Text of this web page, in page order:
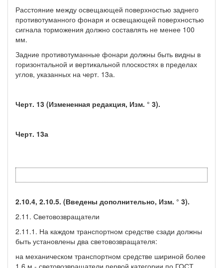
Расстояние между освещающей поверхностью заднего
противотуманного фонаря и освещающей поверхностью
сигнала торможения должно составлять не менее 100
мм.
Задние противотуманные фонари должны быть видны в
горизонтальной и вертикальной плоскостях в пределах
углов, указанных на черт. 13а.
Черт. 13 (Измененная редакция, Изм. ° 3).
Черт. 13а
2.10.4, 2.10.5. (Введены дополнительно, Изм. ° 3).
2.11. Световозвращатели
2.11.1. На каждом транспортном средстве сзади должны
быть установлены два световозвращателя:
на механическом транспортном средстве шириной более
1,6 м - световозвращатели первой категории по ГОСТ